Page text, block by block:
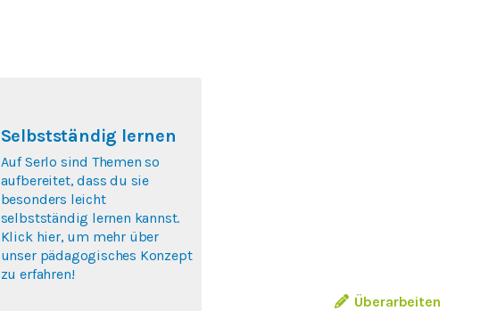
Überarbeiten
Selbstständig lernen
Auf Serlo sind Themen so
aufbereitet, dass du sie
besonders leicht
selbstständig lernen kannst.
Klick hier, um mehr über
unser pädagogisches Konzept
zu erfahren!